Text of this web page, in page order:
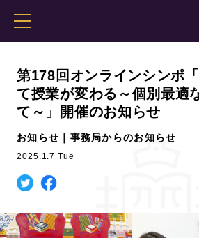
第178回オンラインシンポ
て授業が変わる～個別最適
て～」開催のお知らせ
お知らせ｜事務局からのお知らせ
2025.1.7 Tue